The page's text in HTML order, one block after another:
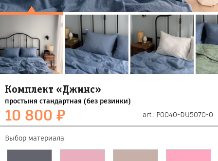
Комплект «Джинс»
простыня стандартная (без резинки)
10 800 ₽ art.: P0040-DU5070-0
Выбор материала: